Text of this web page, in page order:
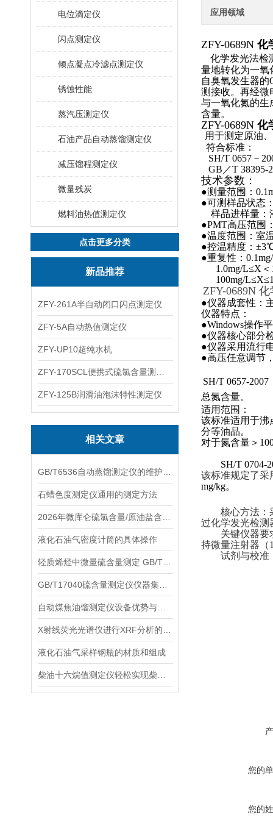
电位滴定仪
闪点测定仪
倾点凝点冷滤点测定仪
锈蚀性能
蒸汽压测定仪
石油产品自动蒸馏测定仪
减压馏程测定仪
微量残炭
燃料油热值测定仪
点击更多分类
新品推荐
ZFY-261A半自动闭口闪点测定仪
ZFY-5A自动热值测定仪
ZFY-UP10超纯水机
ZFY-125B润滑油泡沫特性测定仪
相关文章
石蜡色度测定仪通用的测定方法
液化石油气密度计筒的具体操作
液化石油气采样钢瓶的材质和组成
应用领域
ZFY-0689N 化
化学发光法检
量地转化为一氧
自臭氧发生器
测接收。再经微
与一氧化氮的生
含量。
ZFY-0689N 化
用于测定原油
符合标准：
SH/T 0657－
GB／T 38395-
技术参数：
●测量范围：
●可测样品状态
样品进样量：
●PMT高压范围
●温度范围：
●控温精度
●重复性：
1.0mg/L≤X
100mg/
ZFY-0689N
●仪器成套性：
仪器特点：
●Windows操
●仪器核心部分
●仪器采用流行
●高压任意调节
SH/T 0657-
总氮含量。‌
适用范围‌：
该标准适用于沸
分等油品。
对于氮含量＞
SH/T 0704-
该标准规定了采
mg/kg‌。
核心方法‌：
过化学发光检测
关键仪器要
持微量注射器（
试剂与校准‌
您的
您的